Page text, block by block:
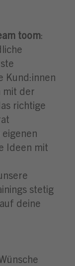
toom:
Kund:innen
mit der
richtige
Ideen mit
stetig
deine